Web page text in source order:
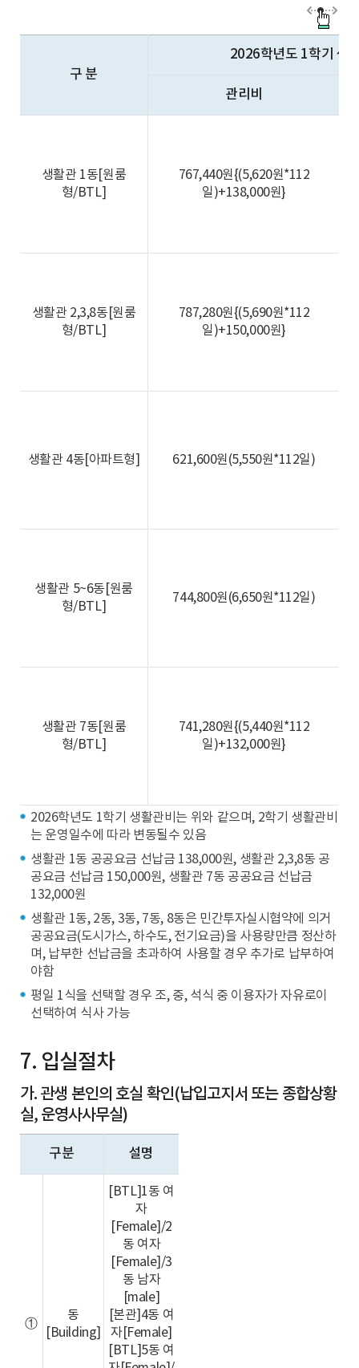
구 분
2026학년도 1학기 생
관리비
생활관 1동[원룸
형/BTL]
767,440원{(5,620원*112
일)+138,000원}
생활관 2,3,8동[원룸
형/BTL]
787,280원{(5,690원*112
일)+150,000원}
생활관 4동[아파트형] 621,600원(5,550원*112일)
생활관 5~6동[원룸
형/BTL]
744,800원(6,650원*112일)
생활관 7동[원룸
형/BTL]
741,280원{(5,440원*112
일)+132,000원}
2026학년도 1학기 생활관비는 위와 같으며, 2학기 생활관비
는 운영일수에 따라 변동될수 있음
생활관 1동 공공요금 선납금 138,000원, 생활관 2,3,8동 공
공요금 선납금 150,000원, 생활관 7동 공공요금 선납금
132,000원
생활관 1동, 2동, 3동, 7동, 8동은 민간투자실시협약에 의거
공공요금(도시가스, 하수도, 전기요금)을 사용량만큼 정산하
며, 납부한 선납금을 초과하여 사용할 경우 추가로 납부하여
야함
평일 1식을 선택할 경우 조, 중, 석식 중 이용자가 자유로이
선택하여 식사 가능
7. 입실절차
가. 관생 본인의 호실 확인(납입고지서 또는 종합상황
실, 운영사사무실)
구분 설명
①
동
[Building]
[BTL]1동 여
자
[Female]/2
동 여자
[Female]/3
동 남자
[male]
[본관]4동 여
자[Female]
[BTL]5동 여